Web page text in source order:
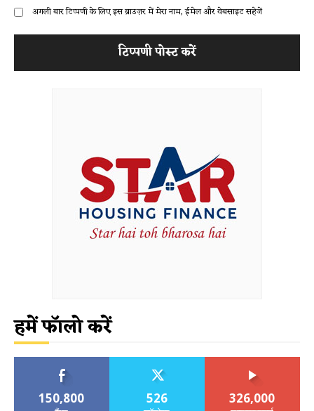
अगली बार टिप्पणी के लिए इस ब्राउज़र में मेरा नाम, ईमेल और वेबसाइट सहेजें
हमें फॉलो करें
150,800 526 326,000